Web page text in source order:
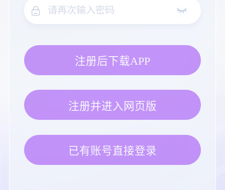
注册后下载APP
注册并进入网页版
已有账号直接登录